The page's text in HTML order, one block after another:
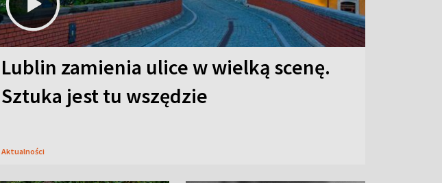
Lublin zamienia ulice w wielką scenę.
Sztuka jest tu wszędzie
Aktualności